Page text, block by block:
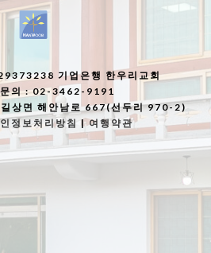
기업은행 한우리교회
문의 : 02-3462-9191
상면 해안남로 667(선두리 970-2)
정보처리방침 |여행약관